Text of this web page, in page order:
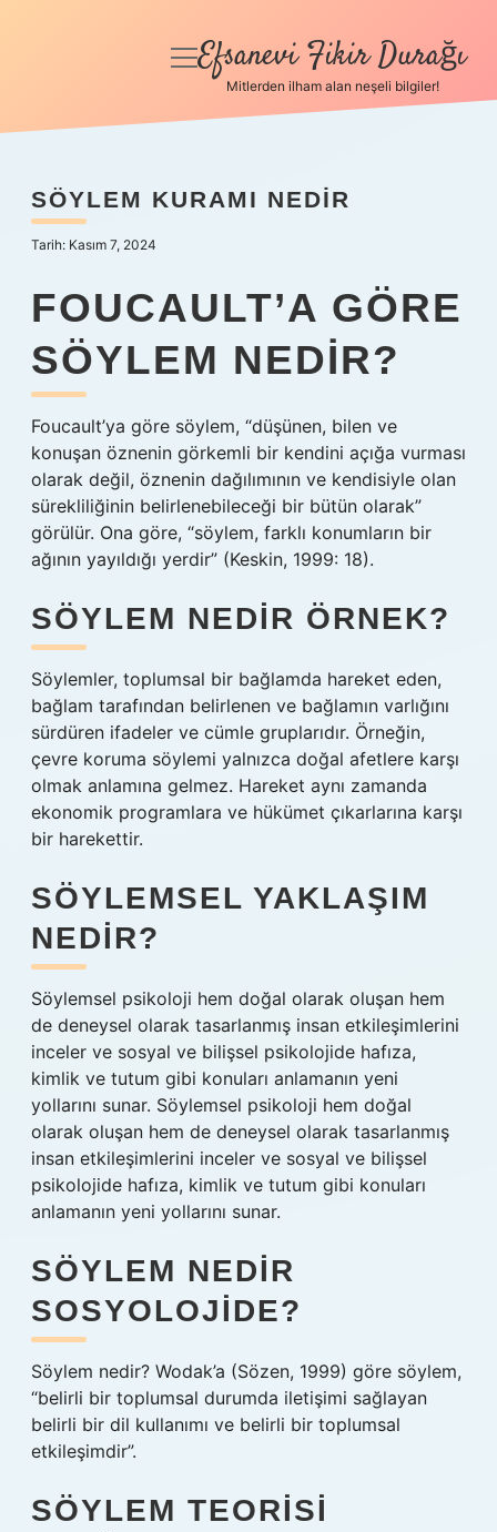
Anasayfa
Yasal Uyarı
menüyü
Efsanevi Fikir Durağı
Mitlerden ilham alan neşeli bilgiler!
SÖYLEM KURAMI NEDIR
Tarih: Kasım 7, 2024
FOUCAULT’A GÖRE
SÖYLEM NEDIR?
Foucault’ya göre söylem, “düşünen, bilen ve
konuşan öznenin görkemli bir kendini açığa vurması
olarak değil, öznenin dağılımının ve kendisiyle olan
sürekliliğinin belirlenebileceği bir bütün olarak”
görülür. Ona göre, “söylem, farklı konumların bir
ağının yayıldığı yerdir” (Keskin, 1999: 18).
SÖYLEM NEDIR ÖRNEK?
Söylemler, toplumsal bir bağlamda hareket eden,
bağlam tarafından belirlenen ve bağlamın varlığını
sürdüren ifadeler ve cümle gruplarıdır. Örneğin,
çevre koruma söylemi yalnızca doğal afetlere karşı
olmak anlamına gelmez. Hareket aynı zamanda
ekonomik programlara ve hükümet çıkarlarına karşı
bir harekettir.
SÖYLEMSEL YAKLAŞIM
NEDIR?
Söylemsel psikoloji hem doğal olarak oluşan hem
de deneysel olarak tasarlanmış insan etkileşimlerini
inceler ve sosyal ve bilişsel psikolojide hafıza,
kimlik ve tutum gibi konuları anlamanın yeni
yollarını sunar. Söylemsel psikoloji hem doğal
olarak oluşan hem de deneysel olarak tasarlanmış
insan etkileşimlerini inceler ve sosyal ve bilişsel
psikolojide hafıza, kimlik ve tutum gibi konuları
anlamanın yeni yollarını sunar.
SÖYLEM NEDIR
SOSYOLOJIDE?
Söylem nedir? Wodak’a (Sözen, 1999) göre söylem,
“belirli bir toplumsal durumda iletişimi sağlayan
belirli bir dil kullanımı ve belirli bir toplumsal
etkileşimdir”.
SÖYLEM TEORISI